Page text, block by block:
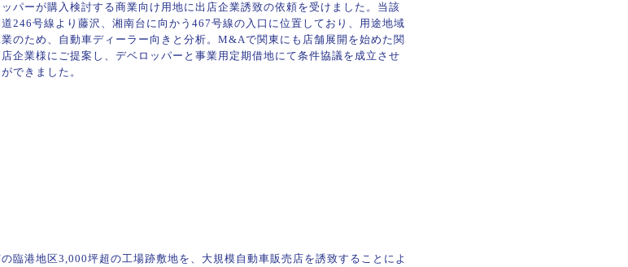
パーが購入検討する商業向け用地に出店企業誘致の依頼を受けました。当該
246号線より藤沢、湘南台に向かう467号線の入口に位置しており、用途地域
のため、自動車ディーラー向きと分析。M&Aで関東にも店舗展開を始めた関
企業様にご提案し、デベロッパーと事業用定期借地にて条件協議を成立させ
できました。
臨港地区3,000坪超の工場跡敷地を、大規模自動車販売店を誘致することによ